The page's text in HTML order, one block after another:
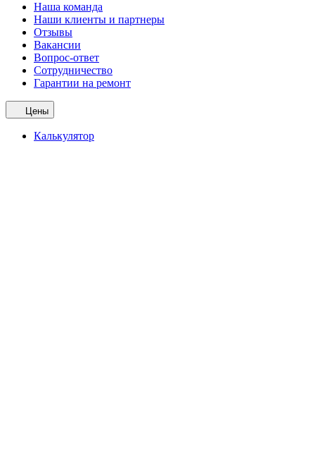
Наша команда
Наши клиенты и партнеры
Отзывы
Вакансии
Вопрос-ответ
Сотрудничество
Гарантии на ремонт
Цены
Калькулятор